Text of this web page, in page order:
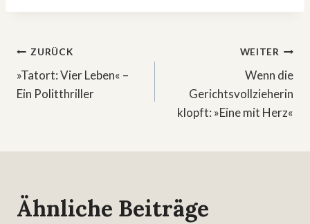
Beitragsnavigation
ZURÜCK
»Tatort: Vier Leben« –
Ein Politthriller
WEITER
Wenn die
Gerichtsvollzieherin
klopft: »Eine mit Herz«
Ähnliche Beiträge